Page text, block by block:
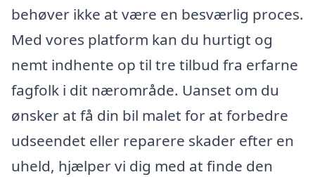
behøver ikke at være en besværlig proces.
Med vores platform kan du hurtigt og
nemt indhente op til tre tilbud fra erfarne
fagfolk i dit nærområde. Uanset om du
ønsker at få din bil malet for at forbedre
udseendet eller reparere skader efter en
uheld, hjælper vi dig med at finde den